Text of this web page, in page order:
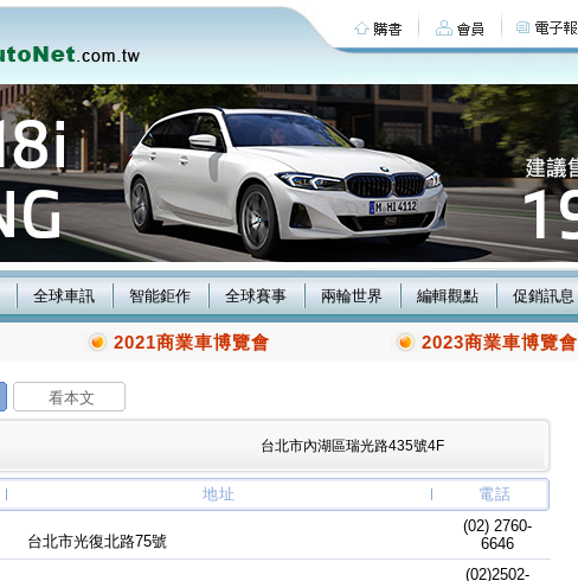
全球車訊 智能鉅作 全球賽事 兩輪世界 編輯觀點 促銷訊息
2021商業車博覽會 2023商業車博覽會
看本文
台北市內湖區瑞光路435號4F
地址 電話
台北市光復北路75號
(02) 2760-
6646
(02)2502-